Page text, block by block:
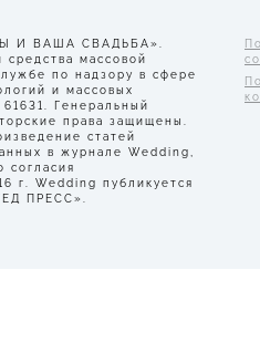
И ВАША СВАДЬБА».
средства массовой
по надзору в сфере
и массовых
Генеральный
права защищены.
статей
в журнале Wedding,
согласия
Wedding публикуется
ПРЕСС».